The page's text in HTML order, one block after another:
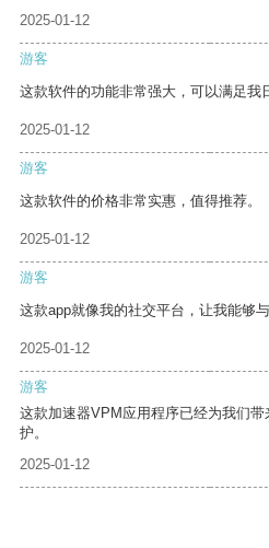
2025-01-12
游客
这款软件的功能非常强大，可以满足我
2025-01-12
游客
这款软件的价格非常实惠，值得推荐。
2025-01-12
游客
这款app就像我的社交平台，让我能够
2025-01-12
游客
这款加速器VPM应用程序已经为我们
护。
2025-01-12